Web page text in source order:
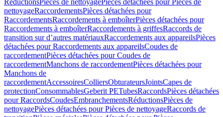
RéductionsPièces de nettoyagePièces détachées pour Pièces de
nettoyageRaccordementsPièces détachées pour
RaccordementsRaccordements à emboîterPièces détachées pour
Raccordements à emboîterRaccordements à griffesRaccords de
transition sur d’autres matériauxRaccordements aux appareilsPièces
détachées pour Raccordements aux appareilsCoudes de
raccordementPièces détachées pour Coudes de
raccordementManchons de raccordementPièces détachées pour
Manchons de
raccordementAccessoiresColliersObturateursJointsCapes de
protectionConsommablesGeberit PETubesRaccordsPièces détachées
pour RaccordsCoudesEmbranchementsRéductionsPièces de
nettoyagePièces détachées pour Pièces de nettoyageRaccords de